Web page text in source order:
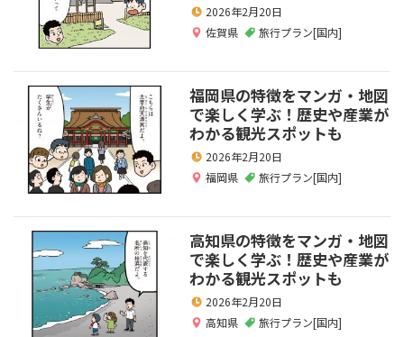
2026年2月20日
佐賀県
旅行プラン[国内]
福岡県の特徴をマンガ・地図
で楽しく学ぶ！歴史や産業が
わかる観光スポットも
2026年2月20日
福岡県
旅行プラン[国内]
高知県の特徴をマンガ・地図
で楽しく学ぶ！歴史や産業が
わかる観光スポットも
2026年2月20日
高知県
旅行プラン[国内]